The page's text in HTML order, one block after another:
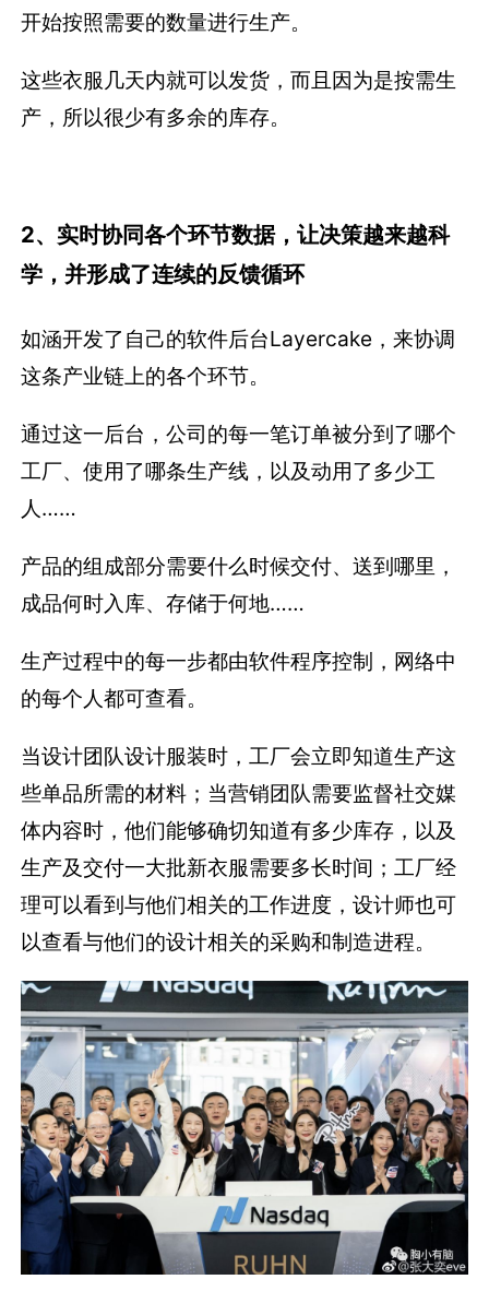
开始按照需要的数量进行生产。
这些衣服几天内就可以发货，而且因为是按需生
产，所以很少有多余的库存。
2、实时协同各个环节数据，让决策越来越科
学，并形成了连续的反馈循环
如涵开发了自己的软件后台Layercake，来协调
这条产业链上的各个环节。
通过这一后台，公司的每一笔订单被分到了哪个
工厂、使用了哪条生产线，以及动用了多少工
人……
产品的组成部分需要什么时候交付、送到哪里，
成品何时入库、存储于何地……
生产过程中的每一步都由软件程序控制，网络中
的每个人都可查看。
当设计团队设计服装时，工厂会立即知道生产这
些单品所需的材料；当营销团队需要监督社交媒
体内容时，他们能够确切知道有多少库存，以及
生产及交付一大批新衣服需要多长时间；工厂经
理可以看到与他们相关的工作进度，设计师也可
以查看与他们的设计相关的采购和制造进程。